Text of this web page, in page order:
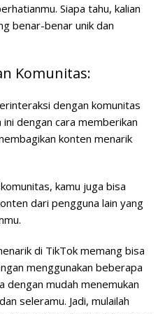
Siapa tahu, kalian
benar-benar unik dan
Komunitas:
dengan komunitas
ini dengan cara memberikan
konten menarik
kamu juga bisa
dari pengguna lain yang
di TikTok memang bisa
menggunakan beberapa
dengan mudah menemukan
seleramu. Jadi, mulailah